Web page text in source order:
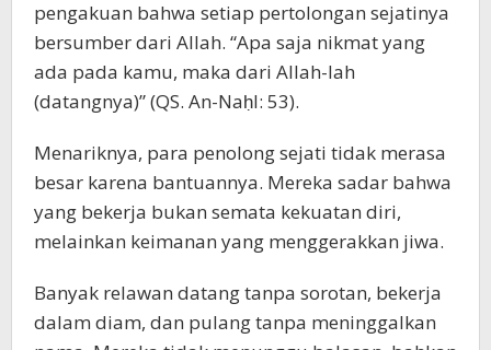
pengakuan bahwa setiap pertolongan sejatinya
bersumber dari Allah. “Apa saja nikmat yang
ada pada kamu, maka dari Allah-lah
(datangnya)” (QS. An-Naḥl: 53).
Menariknya, para penolong sejati tidak merasa
besar karena bantuannya. Mereka sadar bahwa
yang bekerja bukan semata kekuatan diri,
melainkan keimanan yang menggerakkan jiwa.
Banyak relawan datang tanpa sorotan, bekerja
dalam diam, dan pulang tanpa meninggalkan